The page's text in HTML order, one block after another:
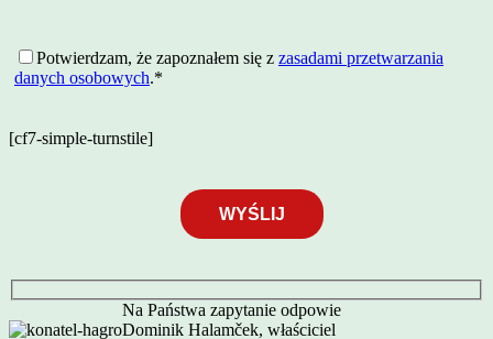
Potwierdzam, że zapoznałem się z zasadami przetwarzania
danych osobowych.*
[cf7-simple-turnstile]
Na Państwa zapytanie odpowie
Dominik Halamček, właściciel